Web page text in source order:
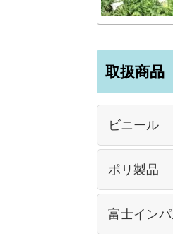
取扱商品
ビニール
ポリ製品
富士イン